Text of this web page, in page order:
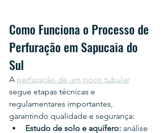
Como Funciona o Processo de
Perfuração em Sapucaia do
Sul
A perfuração de um poço tubular
segue etapas técnicas e
regulamentares importantes,
garantindo qualidade e segurança:
Estudo de solo e aquífero: análise